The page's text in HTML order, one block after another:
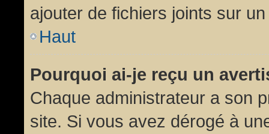
ajouter de fichiers joints sur
Haut
Pourquoi ai-je reçu un
Chaque administrateur a son
site. Si vous avez dérogé à